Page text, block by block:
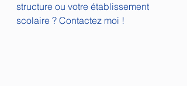
structure ou votre établissement
scolaire ? Contactez moi !